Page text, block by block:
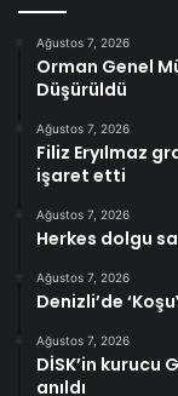
Ağustos 7, 2026
Orman Genel
Düşürüldü
Ağustos 7, 2026
Filiz Eryılmaz
işaret etti
Ağustos 7, 2026
Herkes dolgu
Ağustos 7, 2026
Denizli’de
Ağustos 7, 2026
DİSK’in kurucu
anıldı